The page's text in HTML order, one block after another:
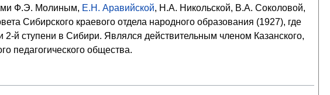
Ф.Э. Молиным, Е.Н. Аравийской, Н.А. Никольской, В.А. Соколовой,
Сибирского краевого отдела народного образования (1927), где
й ступени в Сибири. Являлся действительным членом Казанского,
педагогического общества.